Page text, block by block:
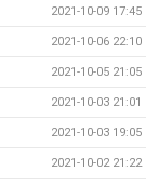
2021-10-09 17:45
2021-10-06 22:10
2021-10-05 21:05
2021-10-03 21:01
2021-10-03 19:05
2021-10-02 21:22